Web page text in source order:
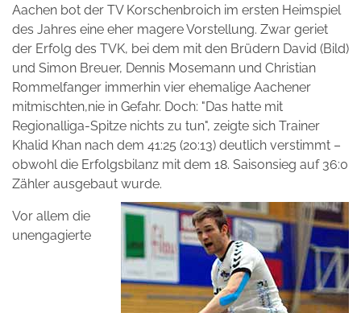
Aachen bot der TV Korschenbroich im ersten Heimspiel
des Jahres eine eher magere Vorstellung. Zwar geriet
der Erfolg des TVK, bei dem mit den Brüdern David (Bild)
und Simon Breuer, Dennis Mosemann und Christian
Rommelfanger immerhin vier ehemalige Aachener
mitmischten,nie in Gefahr. Doch: "Das hatte mit
Regionalliga-Spitze nichts zu tun", zeigte sich Trainer
Khalid Khan nach dem 41:25 (20:13) deutlich verstimmt –
obwohl die Erfolgsbilanz mit dem 18. Saisonsieg auf 36:0
Zähler ausgebaut wurde.
Vor allem die
unengagierte